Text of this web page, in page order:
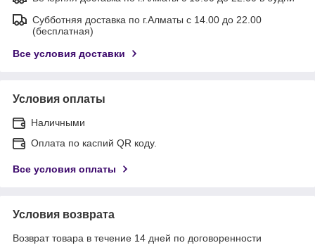
Субботняя доставка по г.Алматы с 14.00 до 22.00
(бесплатная)
Все условия доставки
Условия оплаты
Наличными
Оплата по каспий QR коду.
Все условия оплаты
Условия возврата
Возврат товара в течение 14 дней по договоренности